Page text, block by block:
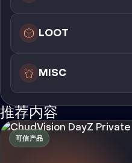
LOOT
MISC
推荐内容
可信产品